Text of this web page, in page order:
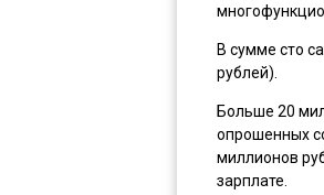
В сумме сто
рублей).
Больше 20
опрошенных
миллионов
зарплате.